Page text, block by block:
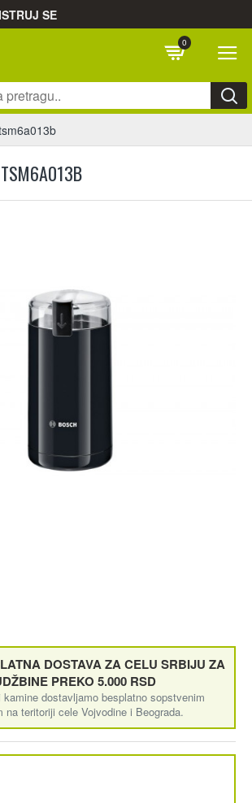
SE
0
DOSTAVA ZA CELU SRBIJU ZA
PREKO 5.000 RSD
dostavljamo besplatno sopstvenim
na teritoriji cele Vojvodine i Beograda.